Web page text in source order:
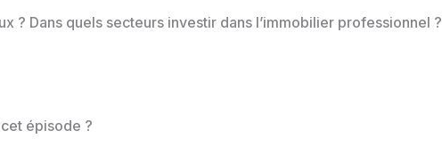
? Dans quels secteurs investir dans l’immobilier professionnel ?
épisode ?